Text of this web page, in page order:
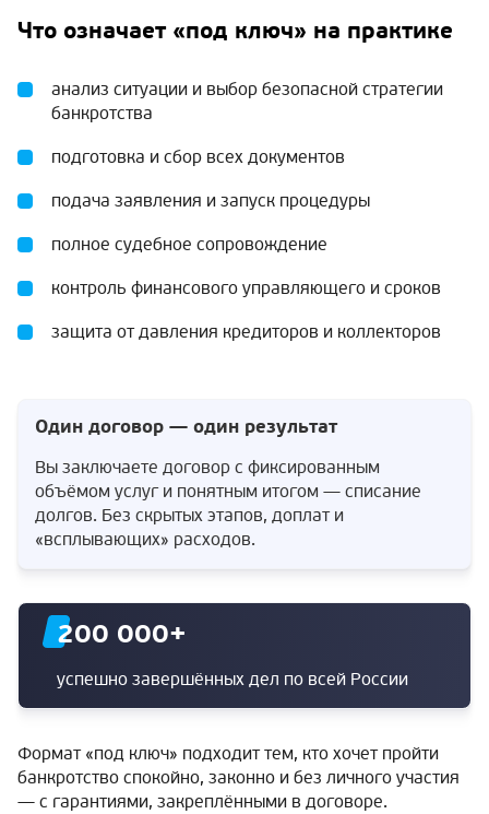
Что означает «под ключ» на практике
анализ ситуации и выбор безопасной стратегии
банкротства
подготовка и сбор всех документов
подача заявления и запуск процедуры
полное судебное сопровождение
контроль финансового управляющего и сроков
защита от давления кредиторов и коллекторов
Один договор — один результат
Вы заключаете договор с фиксированным
объёмом услуг и понятным итогом — списание
долгов. Без скрытых этапов, доплат и
«всплывающих» расходов.
200 000+
успешно завершённых дел по всей России
Формат «под ключ» подходит тем, кто хочет пройти
банкротство спокойно, законно и без личного участия
— с гарантиями, закреплёнными в договоре.